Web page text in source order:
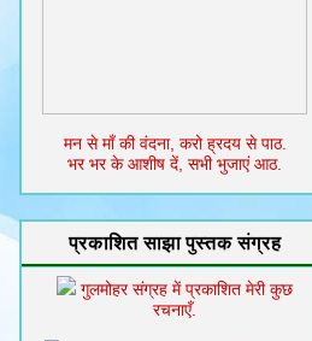
मन से माँ की वंदना, करो ह्रदय से पाठ.
भर भर के आशीष दें, सभी भुजाएं आठ.
प्रकाशित साझा पुस्तक संग्रह
गुलमोहर संग्रह में प्रकाशित मेरी कुछ
रचनाएँ.